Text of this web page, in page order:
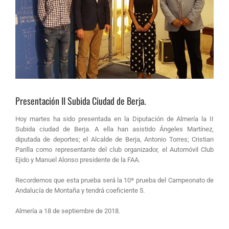
Presentación II Subida Ciudad de Berja.
Hoy martes ha sido presentada en la Diputación de Almería la II
Subida ciudad de Berja. A ella han asistido Ángeles Martínez,
diputada de deportes; el Alcalde de Berja, Antonio Torres; Cristian
Parilla como representante del club organizador, el Automóvil Club
Ejido y Manuel Alonso presidente de la FAA.
Recordemos que esta prueba será la 10ª prueba del Campeonato de
Andalucía de Montaña y tendrá coeficiente 5.
Almería a 18 de septiembre de 2018.